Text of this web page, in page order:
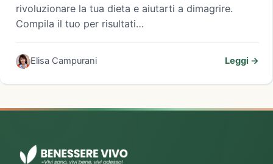
rivoluzionare la tua dieta e aiutarti a dimagrire.
Compila il tuo per risultati…
Elisa Campurani Leggi →